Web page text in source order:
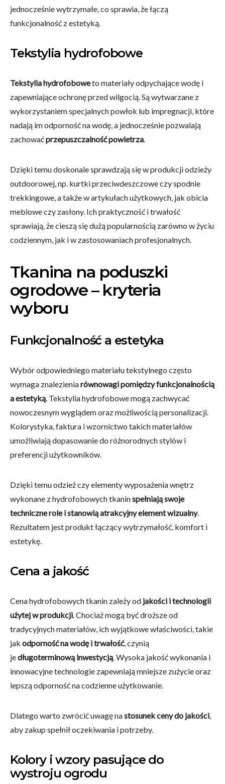
jednocześnie wytrzymałe, co sprawia, że łączą
funkcjonalność z estetyką.
Tekstylia hydrofobowe
Tekstylia hydrofoboweto materiały odpychające wodę i
zapewniające ochronę przed wilgocią. Są wytwarzane z
wykorzystaniem specjalnych powłok lub impregnacji, które
nadają im odporność na wodę, a jednocześnie pozwalają
zachowaćprzepuszczalność powietrza.
Dzięki temu doskonale sprawdzają się w produkcji odzieży
outdoorowej, np. kurtki przeciwdeszczowe czy spodnie
trekkingowe, a także w artykułach użytkowych, jak obicia
meblowe czy zasłony. Ich praktyczność i trwałość
sprawiają, że cieszą się dużą popularnością zarówno w życiu
codziennym, jak i w zastosowaniach profesjonalnych.
Tkanina na poduszki
ogrodowe – kryteria
wyboru
Funkcjonalność a estetyka
Wybór odpowiedniego materiału tekstylnego często
wymaga znalezieniarównowagi pomiędzy funkcjonalnością
a estetyką. Tekstylia hydrofobowe mogą zachwycać
nowoczesnym wyglądem oraz możliwością personalizacji.
Kolorystyka, faktura i wzornictwo takich materiałów
umożliwiają dopasowanie do różnorodnych stylów i
preferencji użytkowników.
Dzięki temu odzież czy elementy wyposażenia wnętrz
wykonane z hydrofobowych tkaninspełniają swoje
techniczne role i stanowią atrakcyjny element wizualny.
Rezultatem jest produkt łączący wytrzymałość, komfort i
estetykę.
Cena a jakość
Cena hydrofobowych tkanin zależy od jakości i technologii
użytej w produkcji. Chociaż mogą być droższe od
tradycyjnych materiałów, ich wyjątkowe właściwości, takie
jak odporność na wodę i trwałość, czynią
jedługoterminową inwestycją. Wysoka jakość wykonania i
innowacyjne technologie zapewniają mniejsze zużycie oraz
lepszą odporność na codzienne użytkowanie.
Dlatego warto zwrócić uwagę nastosunek ceny do jakości,
aby zakup spełnił oczekiwania i potrzeby.
Kolory i wzory pasujące do
wystroju ogrodu